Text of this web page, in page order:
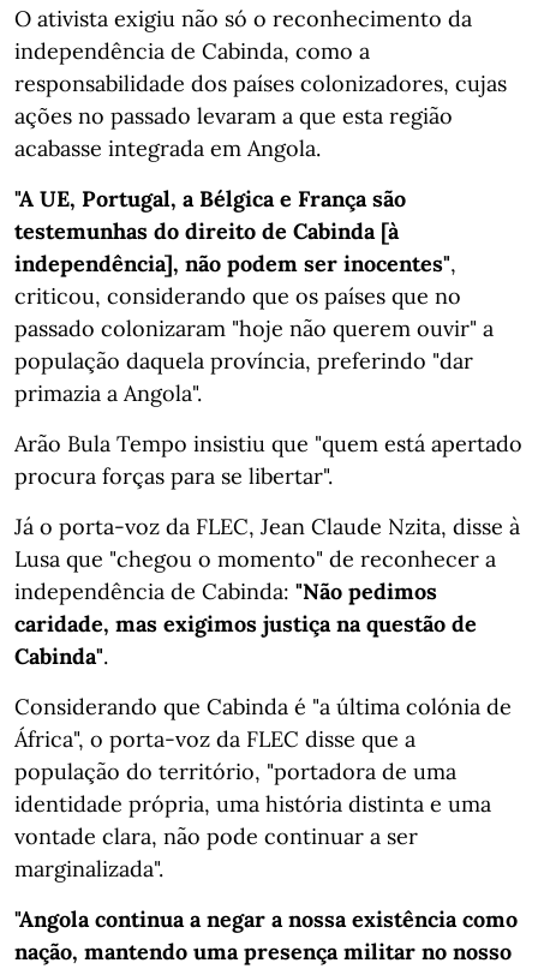
O ativista exigiu não só o reconhecimento da
independência de Cabinda, como a
responsabilidade dos países colonizadores, cujas
ações no passado levaram a que esta região
acabasse integrada em Angola.
"A UE, Portugal, a Bélgica e França são
testemunhas do direito de Cabinda [à
independência], não podem ser inocentes",
criticou, considerando que os países que no
passado colonizaram "hoje não querem ouvir" a
população daquela província, preferindo "dar
primazia a Angola".
Arão Bula Tempo insistiu que "quem está apertado
procura forças para se libertar".
Já o porta-voz da FLEC, Jean Claude Nzita, disse à
Lusa que "chegou o momento" de reconhecer a
independência de Cabinda: "Não pedimos
caridade, mas exigimos justiça na questão de
Cabinda".
Considerando que Cabinda é "a última colónia de
África", o porta-voz da FLEC disse que a
população do território, "portadora de uma
identidade própria, uma história distinta e uma
vontade clara, não pode continuar a ser
marginalizada".
"Angola continua a negar a nossa existência como
nação, mantendo uma presença militar no nosso